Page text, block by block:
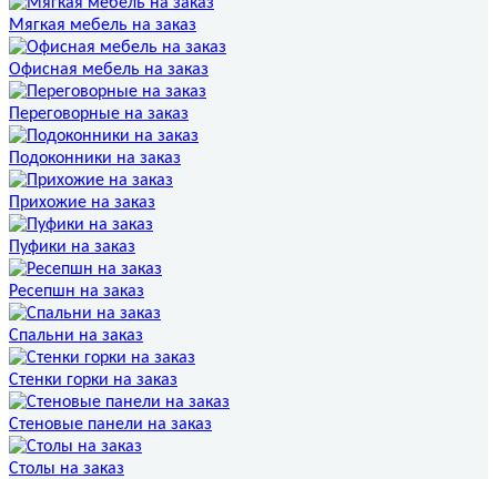
Мягкая мебель на заказ
Офисная мебель на заказ
Переговорные на заказ
Подоконники на заказ
Прихожие на заказ
Пуфики на заказ
Ресепшн на заказ
Спальни на заказ
Стенки горки на заказ
Стеновые панели на заказ
Столы на заказ